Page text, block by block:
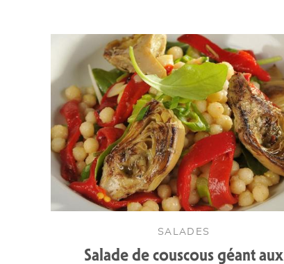
SALADES
Salade de couscous géant aux